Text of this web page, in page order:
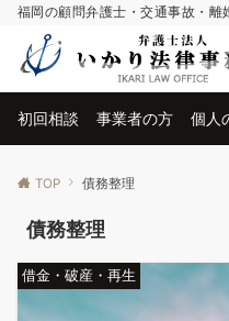
福岡の顧問弁護士・交通事故・離
初回相談 事業者の方 個人
TOP 債務整理
債務整理
借金・破産・再生